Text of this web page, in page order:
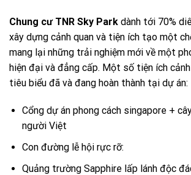
Chung cư TNR Sky Park dành tới 70%
xây dựng cảnh quan và tiện ích tạo một
mang lại những trải nghiệm mới về một
hiện đại và đẳng cấp. Một số tiện ích
tiêu biểu đã và đang hoàn thành tại dự án:
Cổng dự án phong cách singapore +
người Việt
Con đường lễ hội rực rỡ:
Quảng trường Sapphire lấp lánh độc